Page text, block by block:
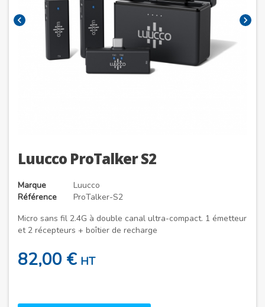
chevron_left chevron_right
Luucco ProTalker S2
Marque
Luucco
Référence
ProTalker-S2
Micro sans fil 2.4G à double canal ultra-compact. 1 émetteur
et 2 récepteurs + boîtier de recharge
82,00 € HT